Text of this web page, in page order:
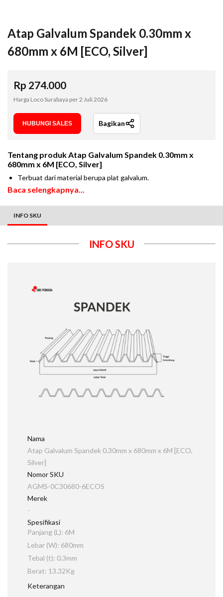
Atap Galvalum Spandek 0.30mm x
680mm x 6M [ECO, Silver]
Rp 274.000
Harga Loco Surabaya per2 Juli 2026
HUBUNGI SALES Bagikan
Tentang produkAtap Galvalum Spandek 0.30mm x
680mm x 6M [ECO, Silver]
Terbuat dari material berupa plat galvalum.
Baca selengkapnya...
INFO SKU
INFO SKU
Nama
Atap Galvalum Spandek 0.30mm x 680mm x 6M [ECO,
Silver]
Nomor SKU
AGMS-0C30680-6ECOS
Merek
-
Spesifikasi
Panjang (L): 6M
Lebar (W): 680mm
Tebal (t): 0.3mm
Berat: 13.32Kg
Keterangan